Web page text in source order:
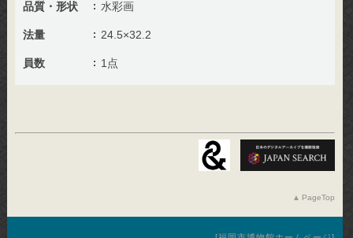
品質・形状 水彩画
法量 24.5×32.2
員数 1点
PageTop